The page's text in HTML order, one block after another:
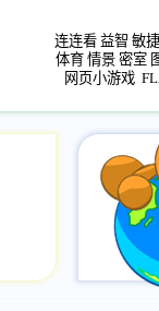
连连看 益智 敏捷
体育 情景 密室
网页小游戏